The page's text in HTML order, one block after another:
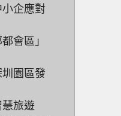
企應對
會區」
園區發
旅遊